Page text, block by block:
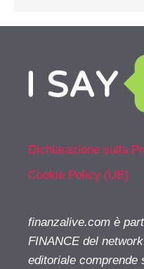
Dichiarazione sulla
Cookie Policy (UE)
finanzalive.com è
FINANCE del
editoriale comprende